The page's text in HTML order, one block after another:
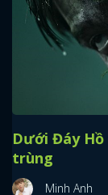
Dưới Đáy
trùng
Minh Anh